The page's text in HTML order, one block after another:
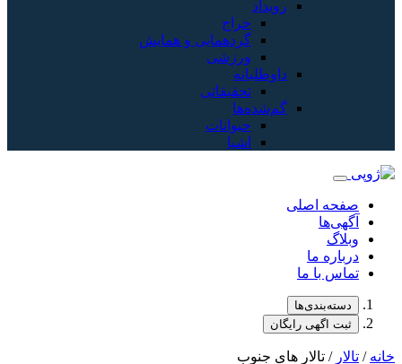
رویداد
حراج
گردهمایی و همایش
ورزشی
داوطلبانه
تحقیقاتی
گم‌شده‌ها
حیوانات
اشیا
صفحه اصلی
آگهی‌ها
وبلاگ
درباره ما
تماس با ما
دسته‌بندی‌ها
ثبت اگهی رایگان
خانه / تالار / تالار های جنوب